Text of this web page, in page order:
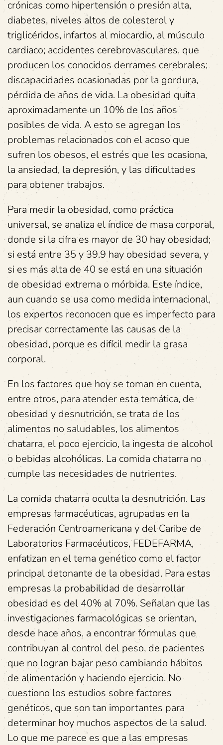
crónicas como hipertensión o presión alta,
diabetes, niveles altos de colesterol y
triglicéridos, infartos al miocardio, al músculo
cardiaco; accidentes cerebrovasculares, que
producen los conocidos derrames cerebrales;
discapacidades ocasionadas por la gordura,
pérdida de años de vida. La obesidad quita
aproximadamente un 10% de los años
posibles de vida. A esto se agregan los
problemas relacionados con el acoso que
sufren los obesos, el estrés que les ocasiona,
la ansiedad, la depresión, y las dificultades
para obtener trabajos.
Para medir la obesidad, como práctica
universal, se analiza el índice de masa corporal,
donde si la cifra es mayor de 30 hay obesidad;
si está entre 35 y 39.9 hay obesidad severa, y
si es más alta de 40 se está en una situación
de obesidad extrema o mórbida. Este índice,
aun cuando se usa como medida internacional,
los expertos reconocen que es imperfecto para
precisar correctamente las causas de la
obesidad, porque es difícil medir la grasa
corporal.
En los factores que hoy se toman en cuenta,
entre otros, para atender esta temática, de
obesidad y desnutrición, se trata de los
alimentos no saludables, los alimentos
chatarra, el poco ejercicio, la ingesta de alcohol
o bebidas alcohólicas. La comida chatarra no
cumple las necesidades de nutrientes.
La comida chatarra oculta la desnutrición. Las
empresas farmacéuticas, agrupadas en la
Federación Centroamericana y del Caribe de
Laboratorios Farmacéuticos, FEDEFARMA,
enfatizan en el tema genético como el factor
principal detonante de la obesidad. Para estas
empresas la probabilidad de desarrollar
obesidad es del 40% al 70%. Señalan que las
investigaciones farmacológicas se orientan,
desde hace años, a encontrar fórmulas que
contribuyan al control del peso, de pacientes
que no logran bajar peso cambiando hábitos
de alimentación y haciendo ejercicio. No
cuestiono los estudios sobre factores
genéticos, que son tan importantes para
determinar hoy muchos aspectos de la salud.
Lo que me parece es que a las empresas